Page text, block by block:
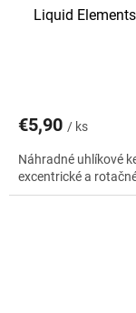
Liquid
€5,90 / ks
Náhradné uhlíkové
excentrické a